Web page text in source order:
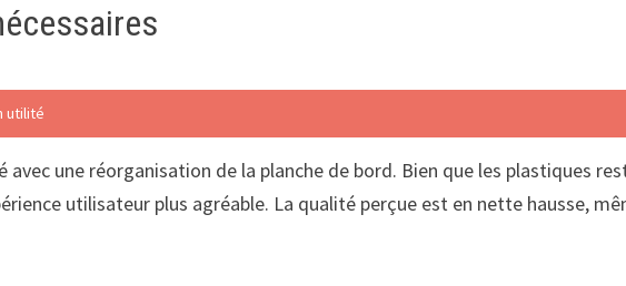
utilité
avec une réorganisation de la planche de bord. Bien que les plastiques
utilisateur plus agréable. La qualité perçue est en nette hausse,